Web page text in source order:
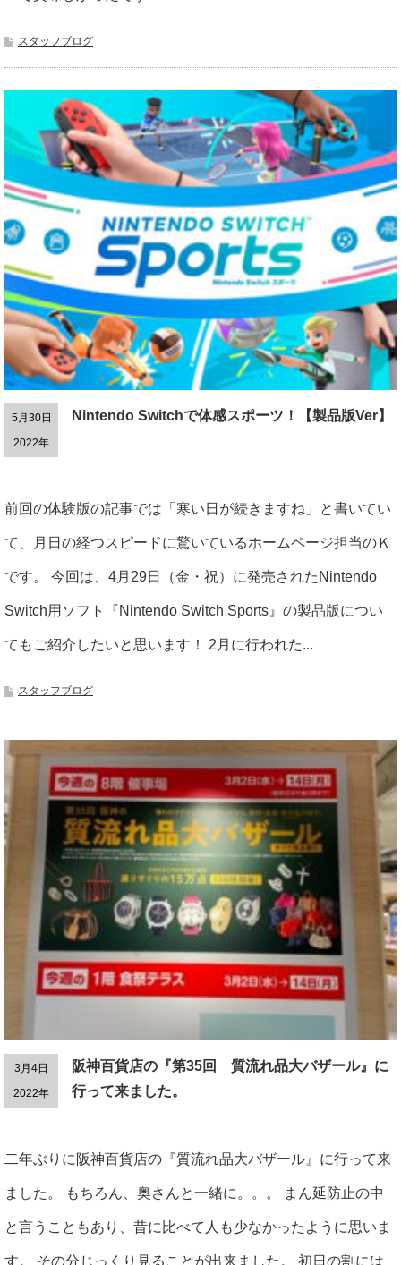
スタッフブログ
5月30日
2022年
Nintendo Switchで体感スポーツ！【製品版Ver】
前回の体験版の記事では「寒い日が続きますね」と書いてい
て、月日の経つスピードに驚いているホームページ担当のＫ
です。 今回は、4月29日（金・祝）に発売されたNintendo
Switch用ソフト『Nintendo Switch Sports』の製品版につい
てもご紹介したいと思います！ 2月に行われた...
スタッフブログ
3月4日
2022年
阪神百貨店の『第35回 質流れ品大バザール』に
行って来ました。
二年ぶりに阪神百貨店の『質流れ品大バザール』に行って来
ました。 もちろん、奥さんと一緒に。。。 まん延防止の中
と言うこともあり、昔に比べて人も少なかったように思いま
す。 その分じっくり見ることが出来ました。 初日の割には